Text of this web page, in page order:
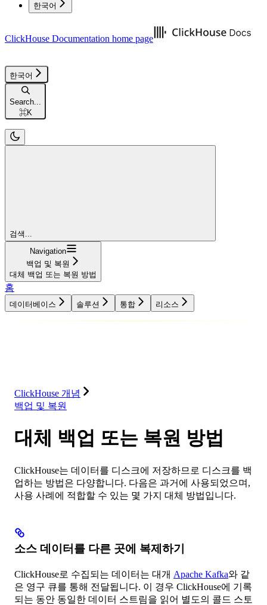
한국어
ClickHouse Documentation home page
한국어
Search...
⌘K
검색...
Navigation
백업 및 복원
대체 백업 또는 복원 방법
홈
데이터베이스 솔루션 통합 리소스
ClickHouse 개념
백업 및 복원
대체 백업 또는 복원 방법
ClickHouse는 데이터를 디스크에 저장하므로 디스크를 백
업하는 방법은 다양합니다. 다음은 과거에 사용되었으며,
사용 사례에 적합할 수 있는 몇 가지 대체 방법입니다.
소스 데이터를 다른 곳에 복제하기
ClickHouse로 수집되는 데이터는 대개 Apache Kafka와 같
은 영구 큐를 통해 전달됩니다. 이 경우 ClickHouse에 기록
되는 동안 동일한 데이터 스트림을 읽어 별도의 콜드 스토